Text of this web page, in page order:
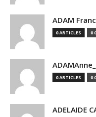
ADAM
0 ARTICLES 0
0 ARTICLES 0
ADELAIDE